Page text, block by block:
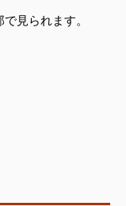
見られます。